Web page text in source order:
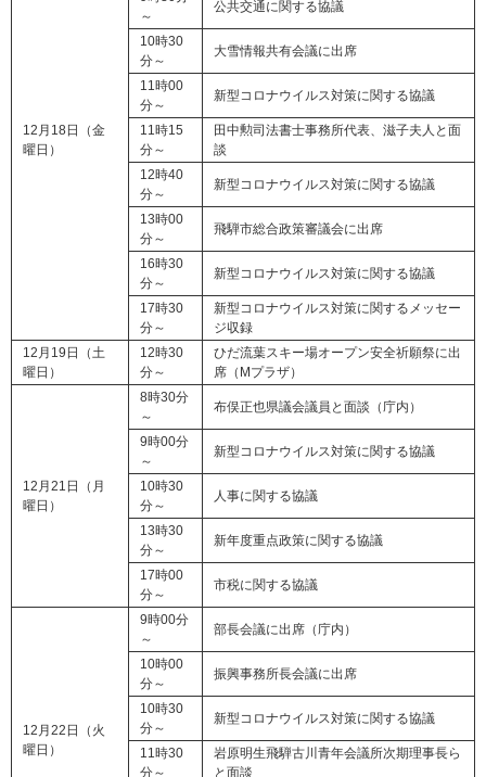
12月18日（金
曜日）
～
公共交通に関する協議
10時30
分～
大雪情報共有会議に出席
11時00
分～
新型コロナウイルス対策に関する協議
11時15
分～
田中勲司法書士事務所代表、滋子夫人と面
談
12時40
分～
新型コロナウイルス対策に関する協議
13時00
分～
飛騨市総合政策審議会に出席
16時30
分～
新型コロナウイルス対策に関する協議
17時30
分～
新型コロナウイルス対策に関するメッセー
ジ収録
12月19日（土
曜日）
12時30
分～
ひだ流葉スキー場オープン安全祈願祭に出
席（Mプラザ）
12月21日（月
曜日）
8時30分
～
布俣正也県議会議員と面談（庁内）
9時00分
～
新型コロナウイルス対策に関する協議
10時30
分～
人事に関する協議
13時30
分～
新年度重点政策に関する協議
17時00
分～
市税に関する協議
12月22日（火
曜日）
9時00分
～
部長会議に出席（庁内）
10時00
分～
振興事務所長会議に出席
10時30
分～
新型コロナウイルス対策に関する協議
11時30
分～
岩原明生飛騨古川青年会議所次期理事長ら
と面談